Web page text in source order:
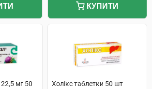
КУПИТИ
мг 50
Холікс таблетки 50 шт